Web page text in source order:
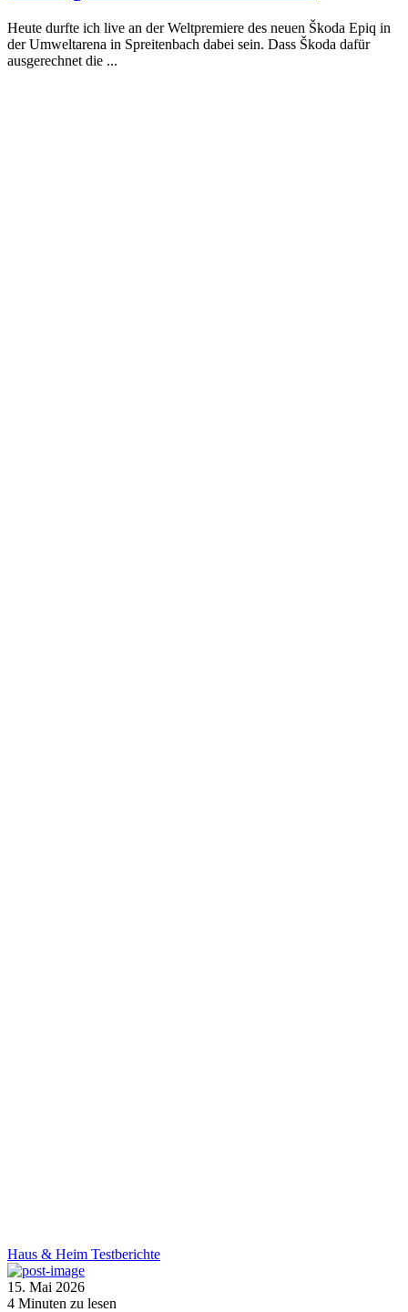
Heute durfte ich live an der Weltpremiere des neuen Škoda Epiq in
der Umweltarena in Spreitenbach dabei sein. Dass Škoda dafür
ausgerechnet die ...
Haus & Heim Testberichte
15. Mai 2026
4 Minuten zu lesen